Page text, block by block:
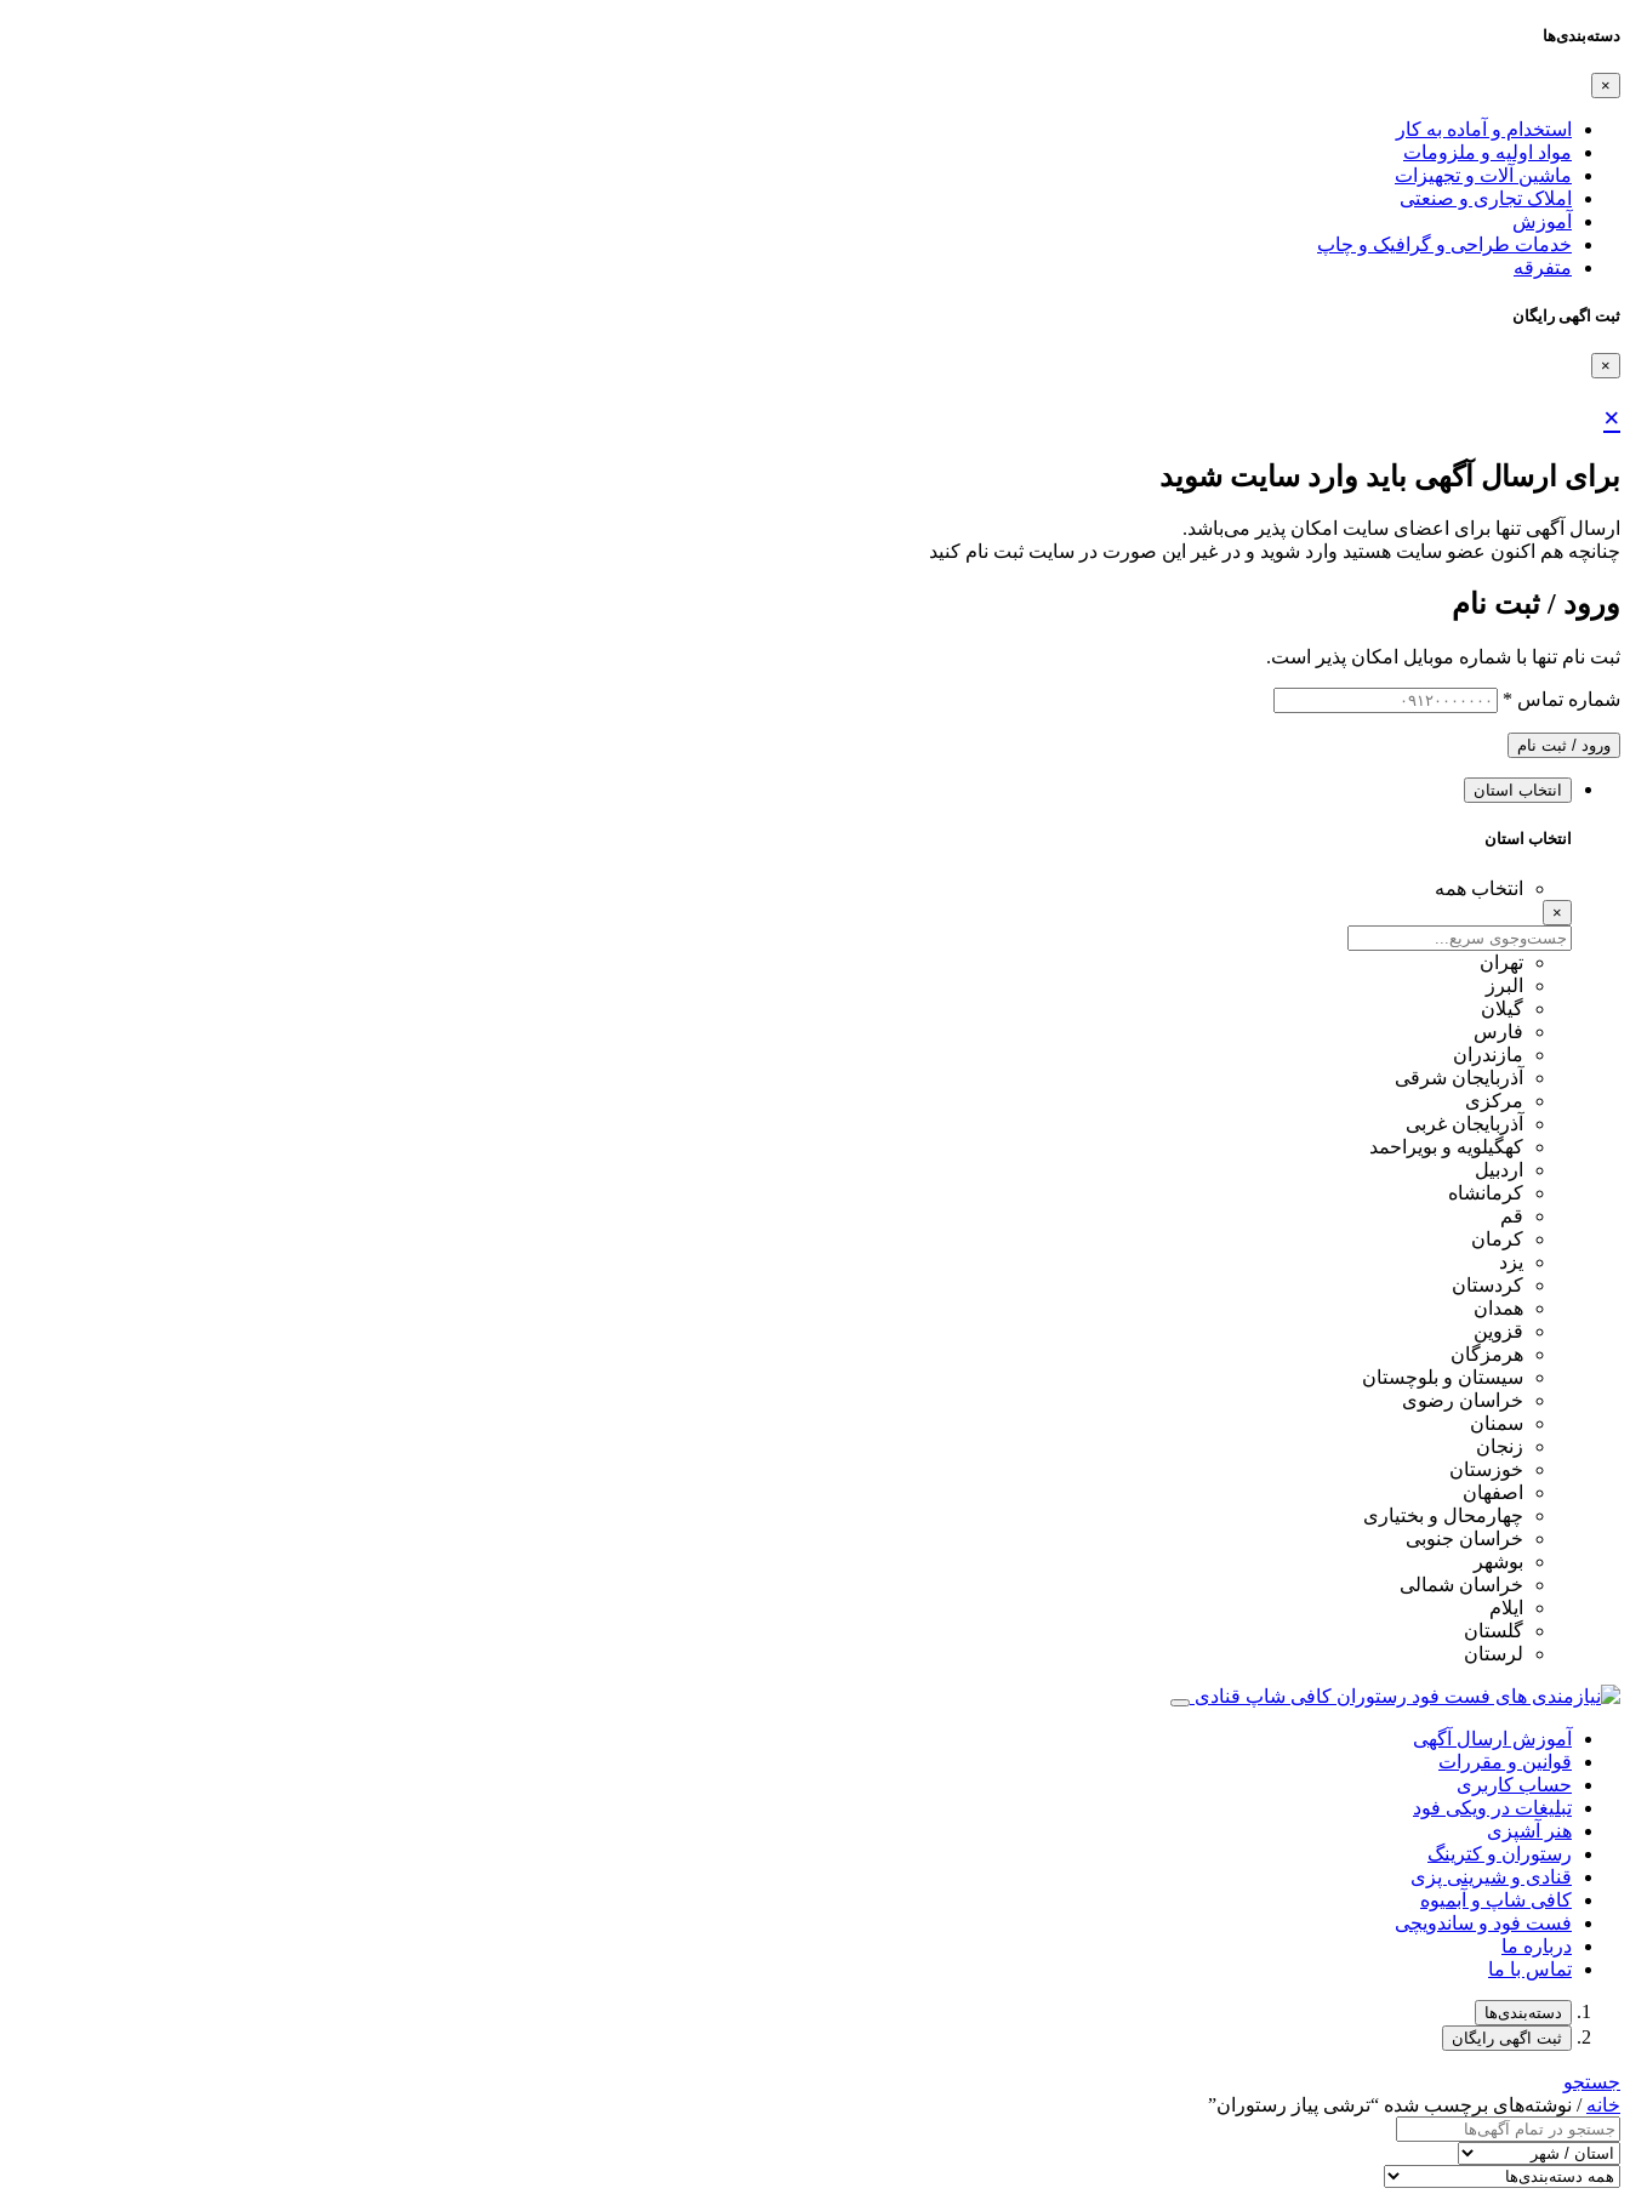
دسته‌بندی‌ها
×
استخدام و آماده به کار
مواد اولیه و ملزومات
ماشین آلات و تجهیزات
املاک تجاری و صنعتی
آموزش
خدمات طراحی و گرافیک و چاپ
متفرقه
ثبت اگهی رایگان
×
×
برای ارسال آگهی باید وارد سایت شوید
ارسال آگهی تنها برای اعضای سایت امکان پذیر می‌باشد.
چنانچه هم‌ اکنون عضو سایت هستید وارد شوید و در غیر این صورت در سایت ثبت نام کنید
ورود / ثبت نام
ثبت نام تنها با شماره موبایل امکان پذیر است.
شماره تماس *
ورود / ثبت نام
انتخاب استان
انتخاب استان
انتخاب همه
×
تهران
البرز
گیلان
فارس
مازندران
آذربایجان شرقی
مرکزی
آذربایجان غربی
کهگیلویه و بویراحمد
اردبیل
کرمانشاه
قم
کرمان
یزد
کردستان
همدان
قزوین
هرمزگان
سیستان و بلوچستان
خراسان رضوی
سمنان
زنجان
خوزستان
اصفهان
چهارمحال و بختیاری
خراسان جنوبی
بوشهر
خراسان شمالی
ایلام
گلستان
لرستان
آموزش ارسال آگهی
قوانین و مقررات
حساب کاربری
تبلیغات در ویکی فود
هنر آشپزی
رستوران و کترینگ
قنادی و شیرینی پزی
کافی شاپ و آبمیوه
فست فود و ساندویچی
درباره ما
تماس با ما
دسته‌بندی‌ها
ثبت اگهی رایگان
جستجو
خانه / نوشته‌های برچسب شده “ترشی پیاز رستوران”